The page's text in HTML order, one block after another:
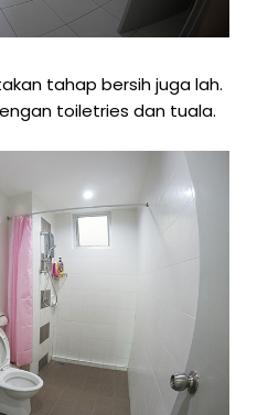
tahap bersih juga lah.
toiletries dan tuala.